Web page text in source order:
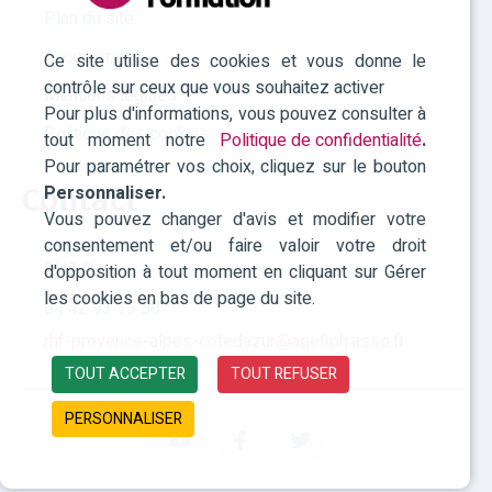
Ce site utilise des cookies et vous donne le
contrôle sur ceux que vous souhaitez activer
Pour plus d'informations, vous pouvez consulter à
tout moment notre Politique de confidentialité.
Pour paramétrer vos choix, cliquez sur le bouton
Personnaliser.
Vous pouvez changer d'avis et modifier votre
consentement et/ou faire valoir votre droit
d'opposition à tout moment en cliquant sur Gérer
les cookies en bas de page du site.
TOUT ACCEPTER
TOUT REFUSER
PERSONNALISER
Julie MORI - Site principal
DB CONSEIL - Site principal
AGALIS - Site principal
BS Strategy - Site principal
FARE - Site principal
ISOMORPH - Site principal
FSSI PACA - Site principal
FREDON PACA - Site principal
CENTAURE PROVENCE MEDITERRANEE - Site
principal
Plan du site
Accessibilité
Mentions légales
Politique des cookies
Contact
RHF Paca
04 42 93 15 50